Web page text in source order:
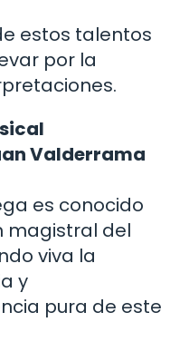
estos talentos
por la
Valderrama
es conocido
magistral del
viva la
y
pura de este